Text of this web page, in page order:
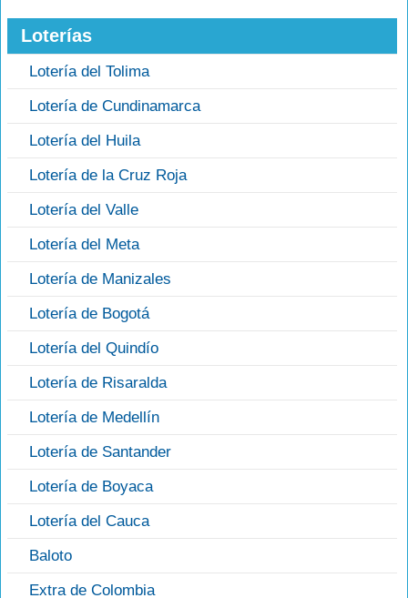
Loterías
Lotería del Tolima
Lotería de Cundinamarca
Lotería del Huila
Lotería de la Cruz Roja
Lotería del Valle
Lotería del Meta
Lotería de Manizales
Lotería de Bogotá
Lotería del Quindío
Lotería de Risaralda
Lotería de Medellín
Lotería de Santander
Lotería de Boyaca
Lotería del Cauca
Baloto
Extra de Colombia